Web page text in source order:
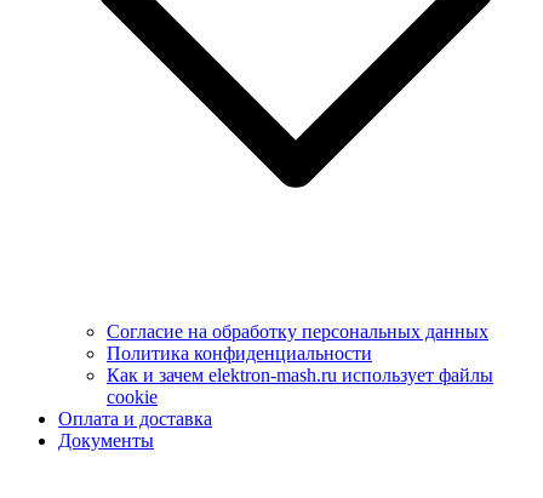
Согласие на обработку персональных данных
Политика конфиденциальности
Как и зачем elektron-mash.ru использует файлы
cookie
Оплата и доставка
Документы